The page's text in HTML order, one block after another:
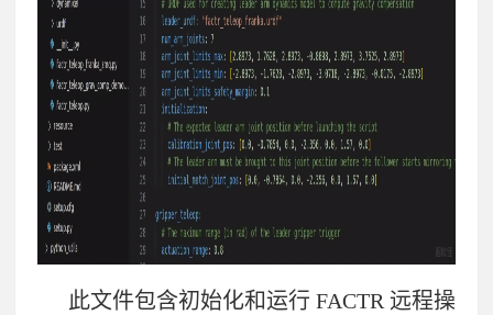
此文件包含初始化和运行 FACTR 远程操